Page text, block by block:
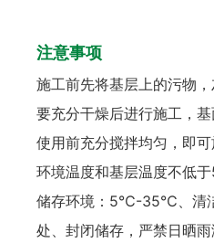
注意事项
施工前先将基层上的污物
要充分干燥后进行施工，基
使用前充分搅拌均匀，即可
环境温度和基层温度不低
储存环境：5℃-35℃、清
处、封闭储存，严禁日晒雨